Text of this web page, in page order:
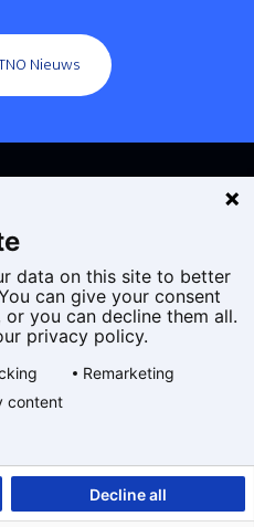
Nieuws
data on this site to better
can give your consent
you can decline them all.
privacy policy.
Remarketing
content
Decline all